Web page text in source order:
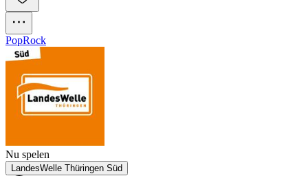
PopRock
Nu spelen
LandesWelle Thüringen Süd